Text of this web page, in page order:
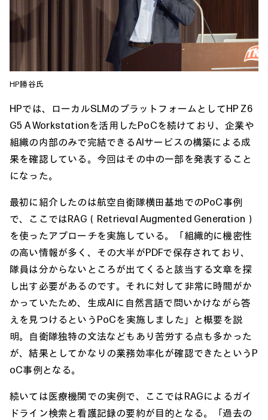
HP勝谷氏
HPでは、ローカルSLMのプラットフォームとしてHP Z6
G5 A Workstationを活用したPoCを続けており、企業や
組織の内部のみで完結できるAIサービスの構築による成
果を確認している。今回はその中の一部を発表すること
になった。
最初に紹介したのは航空自衛隊横田基地でのPoC事例
で、ここではRAG（Retrieval Augmented Generation）
を使ったアプローチを実施している。「組織的に機密性
の高い情報が多く、その大半がPDFで保存されており、
隊員は分からないところが出てくると該当する文章を探
し出す必要があるのです。それに対して非常に時間がか
かっていたため、生成AIに自然言語で問いかけながら答
えを見つけるというPoCを実施しました」と概要を説
明。自衛隊独特の文法などもあり苦労する点も多かった
が、結果としてかなりの業務効率化が確認できたというP
oC事例となる。
続いては医療機関での実例で、ここではRAGによるガイ
ドライン検索と看護記録の要約が目的となる。「過去の